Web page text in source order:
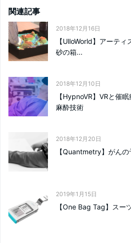
関連記事
2018年12月16日
【UlloWorld】アーテ
砂の箱...
2018年12月10日
【HypnoVR】VRと催
麻酔技術
2018年12月20日
【Quantmetry】がん
2019年1月15日
【One Bag Tag】スー